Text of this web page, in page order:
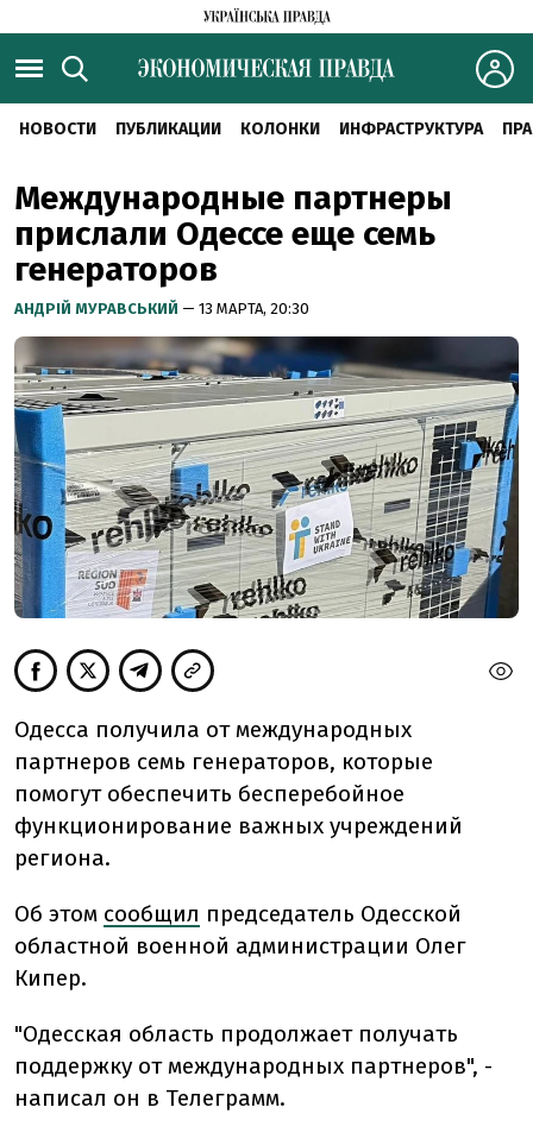
НОВОСТИ ПУБЛИКАЦИИ КОЛОНКИ ИНФРАСТРУКТУРА
Международные партнеры
прислали Одессе еще семь
генераторов
АНДРІЙ МУРАВСЬКИЙ — 13 МАРТА, 20:30
Одесса получила от международных
партнеров семь генераторов, которые
помогут обеспечить бесперебойное
функционирование важных учреждений
региона.
Об этом сообщил председатель Одесской
областной военной администрации Олег
Кипер.
"Одесская область продолжает получать
поддержку от международных партнеров", -
написал он в Телеграмм.